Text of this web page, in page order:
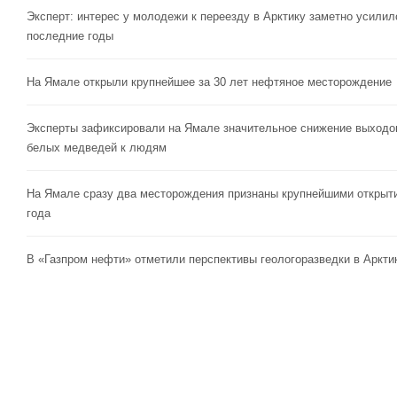
Эксперт: интерес у молодежи к переезду в Арктику заметно
последние годы
На Ямале открыли крупнейшее за 30 лет нефтяное месторождение
Эксперты зафиксировали на Ямале значительное снижение
белых медведей к людям
На Ямале сразу два месторождения признаны крупнейшими
года
В «Газпром нефти» отметили перспективы геологоразведки в